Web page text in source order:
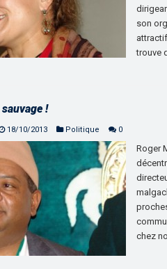
son
trouve
!
18/10/2013 Politique 0
Roger
chez